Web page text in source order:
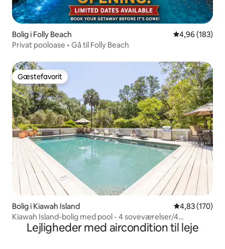
Bolig i Folly Beach 4,96 ud af 5 i
4,96 (183)
Privat pooloase • Gå til Folly Beach
Gæstefavorit
Gæstefavorit
Bolig i Kiawah Island 4,83 ud af 5 i
4,83 (170)
Kiawah Island-bolig med pool - 4 soveværelser/4
badeværelser
Lejligheder med aircondition til leje